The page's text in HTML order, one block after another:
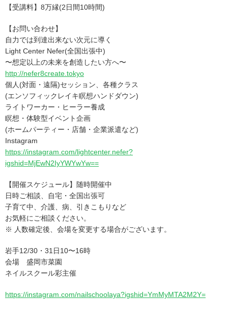
【受講料】8万縁(2日間10時間)
【お問い合わせ】
自力では到達出来ない次元に導く
Light Center Nefer(全国出張中)
〜想定以上の未来を創造したい方へ〜
http://nefer8create.tokyo
個人(対面・遠隔)セッション、各種クラス
(エンソフィックレイキ瞑想ハンドダウン)
ライトワーカー・ヒーラー養成
瞑想・体験型イベント企画
(ホームパーティー・店舗・企業派遣など)
Instagram
https://instagram.com/lightcenter.nefer?
igshid=MjEwN2IyYWYwYw==
【開催スケジュール】随時開催中
日時ご相談、自宅・全国出張可
子育て中、介護、病、引きこもりなど
お気軽にご相談ください。
※ 人数確定後、会場を変更する場合がございます。
岩手12/30・31日10〜16時
会場 盛岡市菜園
ネイルスクール彩主催
https://instagram.com/nailschoolaya?igshid=YmMyMTA2M2Y=